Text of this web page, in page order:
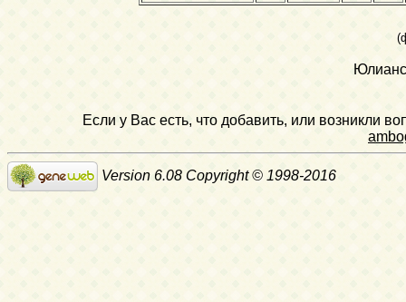
Если у Вас есть, что добавить, или возникли
Version 6.08 Copyright © 1998-2016